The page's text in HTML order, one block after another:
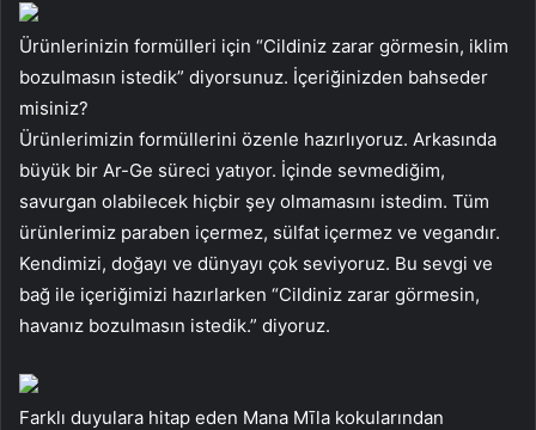
Ürünlerinizin formülleri için “Cildiniz zarar görmesin, iklim
bozulmasın istedik” diyorsunuz. İçeriğinizden bahseder
misiniz?
Ürünlerimizin formüllerini özenle hazırlıyoruz. Arkasında
büyük bir Ar-Ge süreci yatıyor. İçinde sevmediğim,
savurgan olabilecek hiçbir şey olmamasını istedim. Tüm
ürünlerimiz paraben içermez, sülfat içermez ve vegandır.
Kendimizi, doğayı ve dünyayı çok seviyoruz. Bu sevgi ve
bağ ile içeriğimizi hazırlarken “Cildiniz zarar görmesin,
havanız bozulmasın istedik.” diyoruz.
Farklı duyulara hitap eden Mana Mīla kokularından